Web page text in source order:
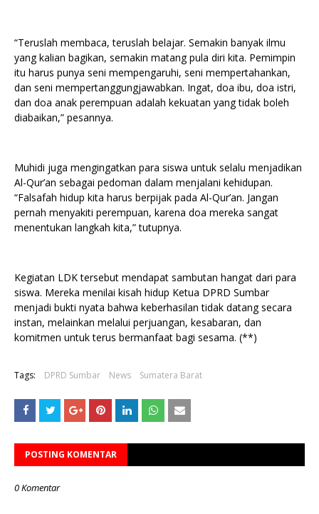
“Teruslah membaca, teruslah belajar. Semakin banyak ilmu
yang kalian bagikan, semakin matang pula diri kita. Pemimpin
itu harus punya seni mempengaruhi, seni mempertahankan,
dan seni mempertanggungjawabkan. Ingat, doa ibu, doa istri,
dan doa anak perempuan adalah kekuatan yang tidak boleh
diabaikan,” pesannya.
Muhidi juga mengingatkan para siswa untuk selalu menjadikan
Al-Qur’an sebagai pedoman dalam menjalani kehidupan.
“Falsafah hidup kita harus berpijak pada Al-Qur’an. Jangan
pernah menyakiti perempuan, karena doa mereka sangat
menentukan langkah kita,” tutupnya.
Kegiatan LDK tersebut mendapat sambutan hangat dari para
siswa. Mereka menilai kisah hidup Ketua DPRD Sumbar
menjadi bukti nyata bahwa keberhasilan tidak datang secara
instan, melainkan melalui perjuangan, kesabaran, dan
komitmen untuk terus bermanfaat bagi sesama. (**)
Tags: DPRD Sumbar News Sumatera Barat
POSTING KOMENTAR
0 Komentar